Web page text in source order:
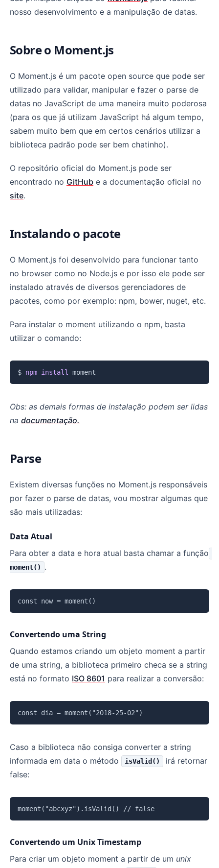
nosso desenvolvimento e a manipulação de datas.
Sobre o Moment.js
O Moment.js é um pacote open source que pode ser
utilizado para validar, manipular e fazer o parse de
datas no JavaScript de uma maneira muito poderosa
(para os que já utilizam JavaScript há algum tempo,
sabem muito bem que em certos cenários utilizar a
biblioteca padrão pode ser bem chatinho).
O repositório oficial do Moment.js pode ser
encontrado no GitHub e a documentação oficial no
site.
Instalando o pacote
O Moment.js foi desenvolvido para funcionar tanto
no browser como no Node.js e por isso ele pode ser
instalado através de diversos gerenciadores de
pacotes, como por exemplo: npm, bower, nuget, etc.
Para instalar o moment utilizando o npm, basta
utilizar o comando:
$ npm install
Obs: as demais formas de instalação podem ser lidas
na documentação.
Parse
Existem diversas funções no Moment.js responsáveis
por fazer o parse de datas, vou mostrar algumas que
são mais utilizadas:
Data Atual
Para obter a data e hora atual basta chamar a função
moment() .
Convertendo uma String
Quando estamos criando um objeto moment a partir
de uma string, a biblioteca primeiro checa se a string
está no formato ISO 8601 para realizar a conversão:
Caso a biblioteca não consiga converter a string
informada em data o método
isValid()
irá retornar
false:
Convertendo um Unix Timestamp
Para criar um objeto moment a partir de um unix